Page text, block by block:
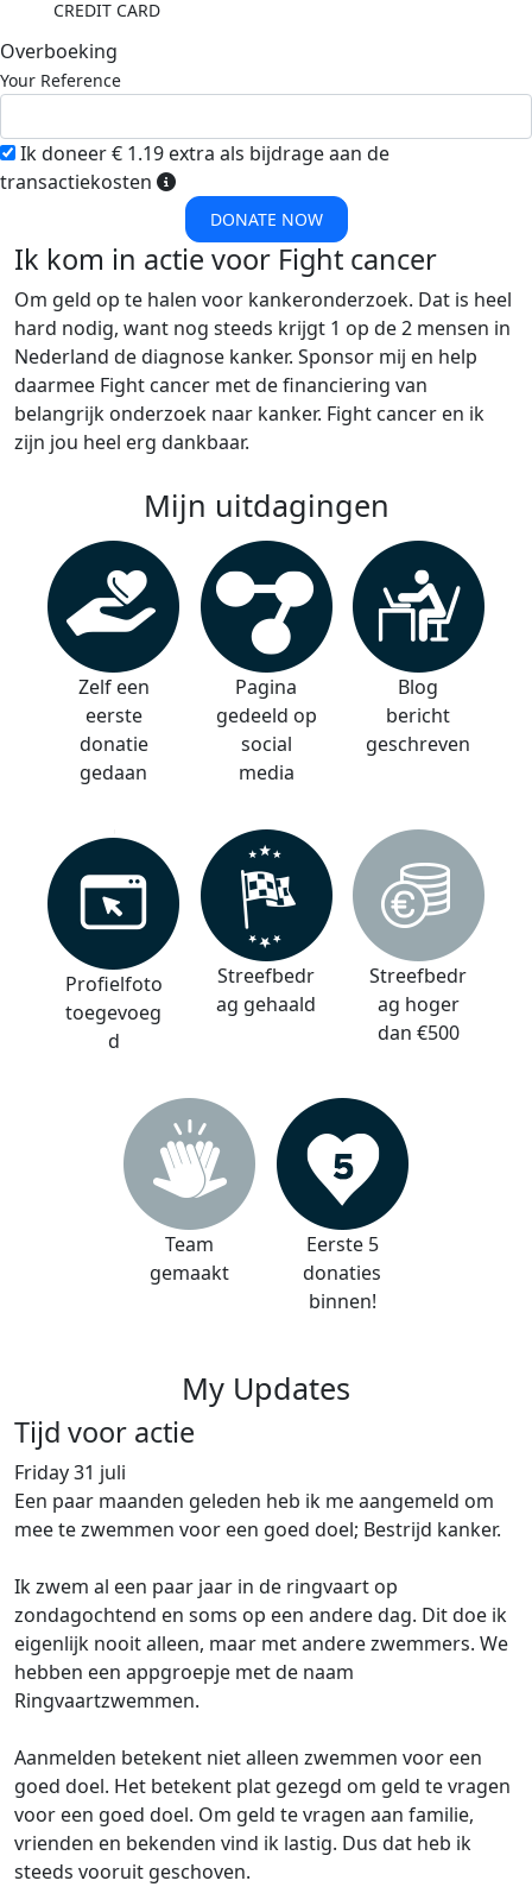
CREDIT CARD
Overboeking
Your Reference
Ik doneer € 1.19 extra als bijdrage aan de
transactiekosten
DONATE NOW
Ik kom in actie voor Fight cancer
Om geld op te halen voor kankeronderzoek. Dat is heel
hard nodig, want nog steeds krijgt 1 op de 2 mensen in
Nederland de diagnose kanker. Sponsor mij en help
daarmee Fight cancer met de financiering van
belangrijk onderzoek naar kanker. Fight cancer en ik
zijn jou heel erg dankbaar.
Mijn uitdagingen
Zelf een
eerste
donatie
gedaan
Pagina
gedeeld op
social
media
Blog
bericht
geschreven
Profielfoto
toegevoeg
d
Streefbedr
ag gehaald
Streefbedr
ag hoger
dan €500
Team
gemaakt
Eerste 5
donaties
binnen!
My Updates
Tijd voor actie
Friday 31 juli
Een paar maanden geleden heb ik me aangemeld om
mee te zwemmen voor een goed doel; Bestrijd kanker.
Ik zwem al een paar jaar in de ringvaart op
zondagochtend en soms op een andere dag. Dit doe ik
eigenlijk nooit alleen, maar met andere zwemmers. We
hebben een appgroepje met de naam
Ringvaartzwemmen.
Aanmelden betekent niet alleen zwemmen voor een
goed doel. Het betekent plat gezegd om geld te vragen
voor een goed doel. Om geld te vragen aan familie,
vrienden en bekenden vind ik lastig. Dus dat heb ik
steeds vooruit geschoven.